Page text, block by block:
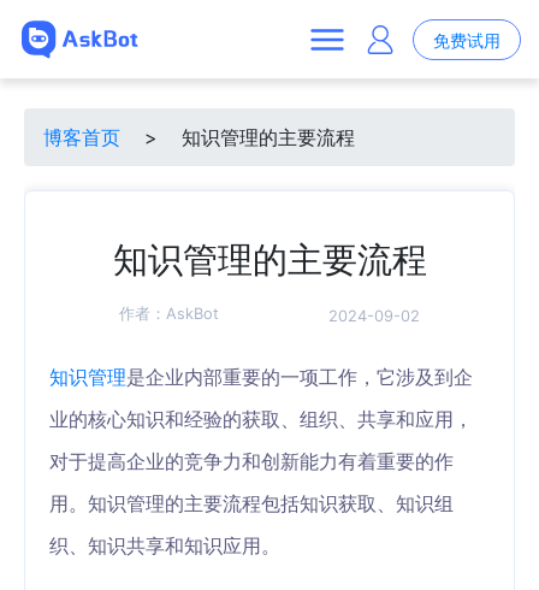
免费试用
博客首页 > 知识管理的主要流程
知识管理的主要流程
作者： AskBot 2024-09-02
知识管理是企业内部重要的一项工作，它涉及到企
业的核心知识和经验的获取、组织、共享和应用，
对于提高企业的竞争力和创新能力有着重要的作
用。知识管理的主要流程包括知识获取、知识组
织、知识共享和知识应用。